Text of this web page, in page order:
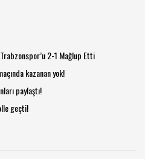
2-1 Mağlup Etti
kazanan yok!
paylaştı!
geçti!